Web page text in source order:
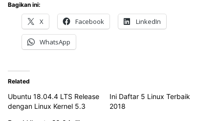
Bagikan ini:
X Facebook LinkedIn
WhatsApp
Related
Ubuntu 18.04.4 LTS Release
dengan Linux Kernel 5.3
Ini Daftar 5 Linux Terbaik
2018